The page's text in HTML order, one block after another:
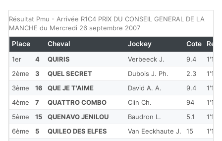
Résultat Pmu - Arrivée R1C4 PRIX DU CONSEIL GENERAL DE LA
MANCHE du Mercredi 26 septembre 2007
1er 4 QUIRIS Verbeeck J. 9.4
2ème
3 QUEL SECRET Dubois J. Ph. 2.3
3ème
16 QUE JE T'AIME David A. A. 9.4
4ème
7 QUATTRO COMBO Clin Ch. 94
5ème
15 QUENAVO JENILOU Baudron L. 5.1
6ème
5 QUILEO DES ELFES Van Eeckhaute J. 15
Place Cheval Jockey Cote